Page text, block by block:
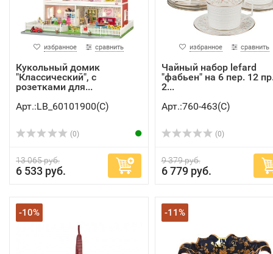
избранное сравнить
Кукольный домик
"Классический", с
розетками для...
Арт.:LB_60101900(C)
(0)
13 065 руб.
6 533 руб.
избранное сравнить
Чайный набор lefard
"фабьен" на 6 пер. 12
2...
Арт.:760-463(C)
(0)
9 379 руб.
6 779 руб.
-10% -11%